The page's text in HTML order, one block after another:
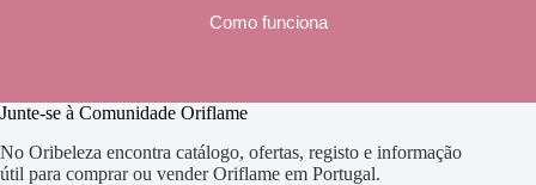
Como funciona
Junte-se à Comunidade Oriflame
No Oribeleza encontra catálogo, ofertas, registo e informação
útil para comprar ou vender Oriflame em Portugal.